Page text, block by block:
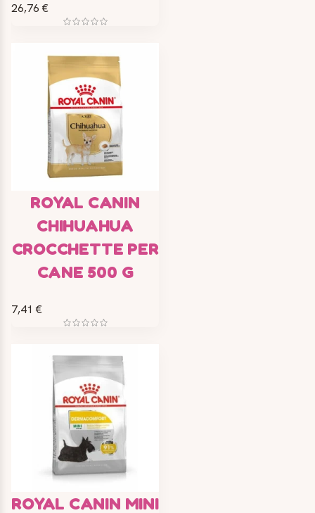
26,76 €
ROYAL CANIN
CHIHUAHUA
CROCCHETTE PER
CANE 500 G
7,41 €
ROYAL CANIN MINI